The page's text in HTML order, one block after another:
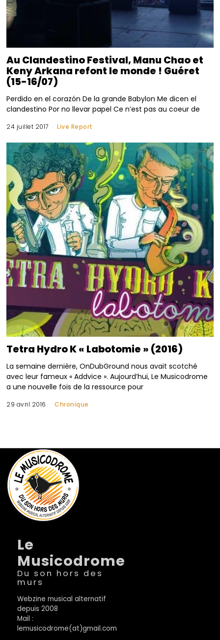
Au Clandestino Festival, Manu Chao et
Keny Arkana refont le monde ! Guéret
(15-16/07)
Perdido en el corazón De la grande Babylon Me dicen el
clandestino Por no llevar papel Ce n’est pas au coeur de
24 juillet 2017 Live Report
Tetra Hydro K « Labotomie » (2016)
La semaine dernière, OnDubGround nous avait scotché
avec leur fameux « Addvice ». Aujourd’hui, Le Musicodrome
a une nouvelle fois de la ressource pour
29 avril 2016 Chronique
Le
Musicodrome
Du son hors des
murs
Webzine musical alternatif
depuis 2008
Mail :
lemusicodrome(at)gmail.com